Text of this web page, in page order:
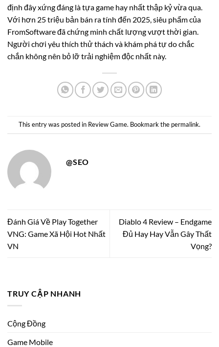
định đây xứng đáng là tựa game hay nhất thập kỷ vừa qua.
Với hơn 25 triệu bản bán ra tính đến 2025, siêu phẩm của
FromSoftware đã chứng minh chất lượng vượt thời gian.
Người chơi yêu thích thử thách và khám phá tự do chắc
chắn không nên bỏ lỡ trải nghiệm độc nhất này.
This entry was posted in Review Game. Bookmark the permalink.
@SEO
Đánh Giá Về Play Together
VNG: Game Xã Hội Hot Nhất
VN
Diablo 4 Review – Endgame
Đủ Hay Hay Vẫn Gây Thất
Vọng?
TRUY CẬP NHANH
Cộng Đồng
Game Mobile